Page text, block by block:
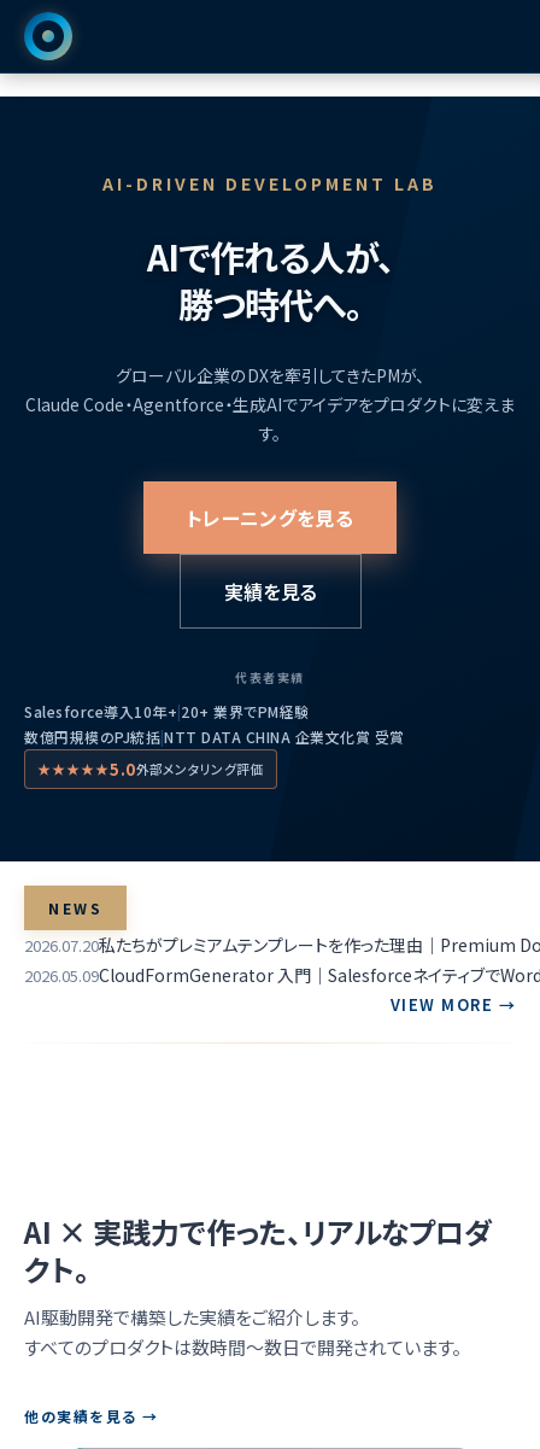
AI-DRIVEN DEVELOPMENT LAB
AIで作れる人が、
勝つ時代へ。
グローバル企業のDXを牽引してきたPMが、
Claude Code・Agentforce・生成AIでアイデアをプロダクトに変えま
す。
トレーニングを見る
実績を見る
代表者実績
Salesforce導入10年+|20+ 業界でPM経験
数億円規模のPJ統括|NTT DATA CHINA 企業文化賞 受賞
★★★★★5.0外部メンタリング評価
NEWS
2026.07.20私たちがプレミアムテンプレートを作った理由｜
2026.05.09CloudFormGenerator 入門｜SalesforceネイティブでWord
VIEW MORE →
AI × 実践力で作った、リアルなプロダ
クト。
AI駆動開発で構築した実績をご紹介します。
すべてのプロダクトは数時間〜数日で開発されています。
他の実績を見る →